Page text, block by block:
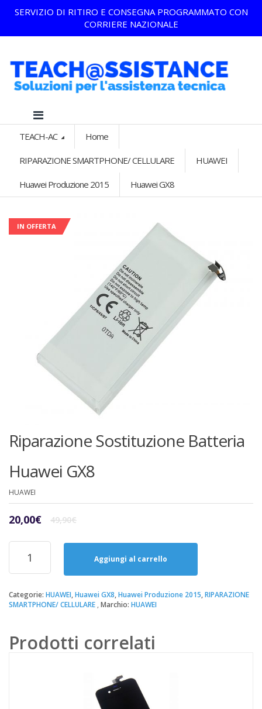
SERVIZIO DI RITIRO E CONSEGNA PROGRAMMATO CON
CORRIERE NAZIONALE
TEACH-AC Home
RIPARAZIONE SMARTPHONE/ CELLULARE HUAWEI
Huawei Produzione 2015 Huawei GX8
IN OFFERTA
Riparazione Sostituzione Batteria
Huawei GX8
HUAWEI
49,90€Il
originale
49,90€.
20,00€
Il
attuale
20,00€.
Riparazione
Sostituzione
Batteria
GX8
quantità
Aggiungi al carrello
Categorie: HUAWEI,Huawei GX8,Huawei Produzione 2015,RIPARAZIONE
SMARTPHONE/ CELLULARE Marchio: HUAWEI
Prodotti correlati